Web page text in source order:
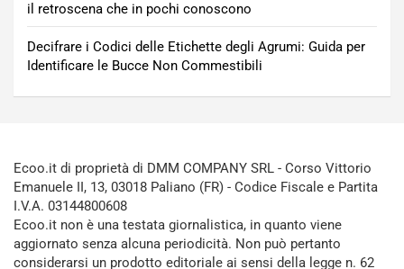
il retroscena che in pochi conoscono
Decifrare i Codici delle Etichette degli Agrumi: Guida per
Identificare le Bucce Non Commestibili
Ecoo.it di proprietà di DMM COMPANY SRL - Corso Vittorio
Emanuele II, 13, 03018 Paliano (FR) - Codice Fiscale e Partita
I.V.A. 03144800608
Ecoo.it non è una testata giornalistica, in quanto viene
aggiornato senza alcuna periodicità. Non può pertanto
considerarsi un prodotto editoriale ai sensi della legge n. 62